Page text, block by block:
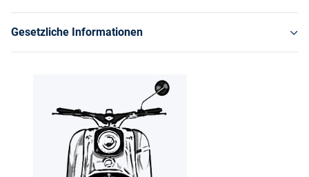
Gesetzliche Informationen